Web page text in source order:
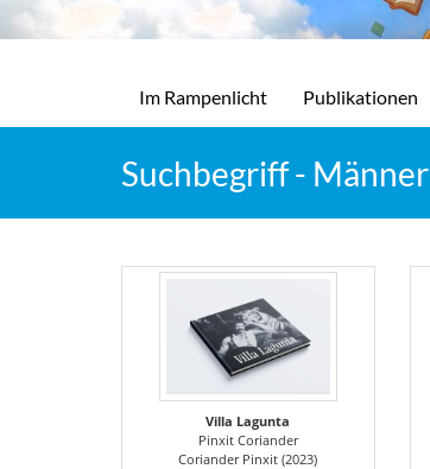
Im Rampenlicht Publikationen
Suchbegriff - Männer
Villa Lagunta
Pinxit Coriander
Coriander Pinxit (2023)